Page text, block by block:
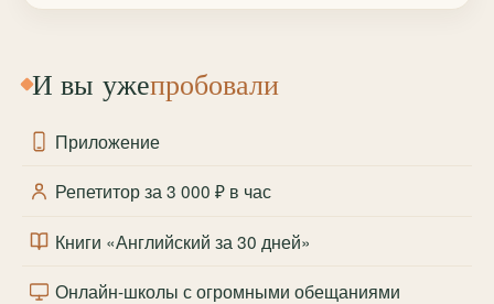
И вы ужепробовали
Приложение
Репетитор за 3 000 ₽ в час
Книги «Английский за 30 дней»
Онлайн-школы с огромными обещаниями